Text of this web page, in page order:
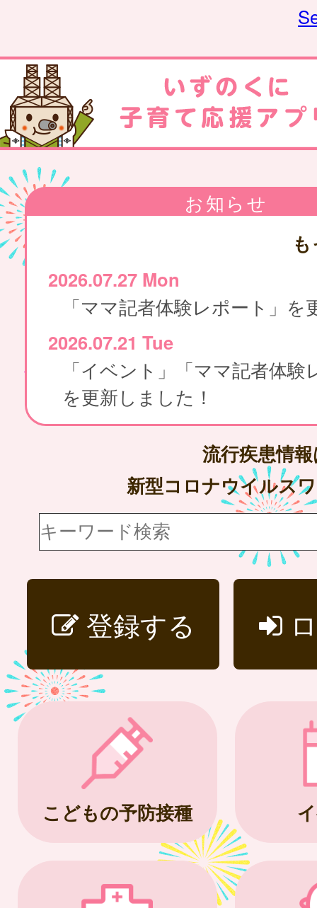
お知らせ
2026.07.27 Mon
2026.07.21 Tue
「イベント」「ママ記者体験
を更新しました！
流行疾患情
新型コロナウイルス
登録する
こどもの予防接種